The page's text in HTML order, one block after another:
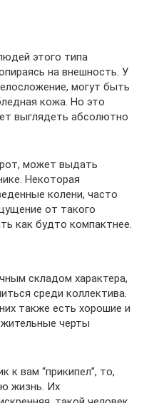
этого типа
на внешность. У
могут быть
кожа. Но это
выглядеть абсолютно
может выдать
Некоторая
колени, часто
от такого
как будто компактнее.
складом характера,
среди коллектива.
также есть хорошие и
черты
к вам “прикипел”, то,
жизнь. Их